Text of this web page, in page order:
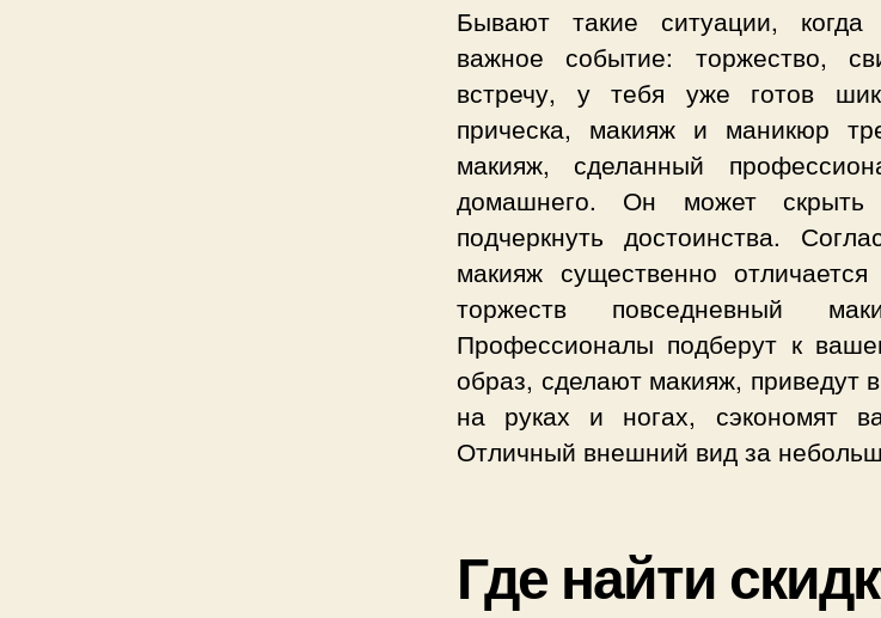
Бывают такие ситуации,
важное событие: торжество,
встречу, у тебя уже готов
прическа, макияж и маникюр
макияж, сделанный
домашнего. Он может скрыть
подчеркнуть достоинства.
макияж существенно
торжеств повседневный
Профессионалы подберут к
образ, сделают макияж, приведут
на руках и ногах, сэкономят
Отличный внешний вид за
Где найти